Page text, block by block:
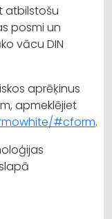
atbilstošu
posmi un
vācu DIN
aprēķinus
apmeklējiet
#cform.